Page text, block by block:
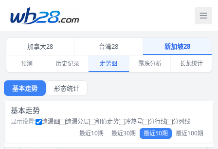
打
加拿大28 台湾28 新加坡28
预测 历史记录 走势图 露珠分析 长龙统计
新加坡28开奖走势图 三球号码分布与和值大小单双走势
基本走势 形态统计
基本走势
显示设置: 遗漏图 遗漏分层 和值走势 冷热号 分行线
分列线
最近10期
最近30期 最近50期 最近100期